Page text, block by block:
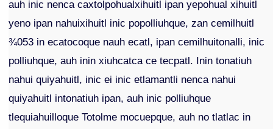
auh inic nenca caxtolpohualxihuitl ipan yepohual xihuitl
yeno ipan nahuixihuitl inic popolliuhque, zan cemilhuitl
¾053 in ecatocoque nauh ecatl, ipan cemilhuitonalli, inic
polliuhque, auh inin xiuhcatca ce tecpatl. Inin tonatiuh
nahui quiyahuitl, inic ei inic etlamantli nenca nahui
quiyahuitl intonatiuh ipan, auh inic polliuhque
tlequiahuilloque Totolme mocuepque, auh no tlatlac in